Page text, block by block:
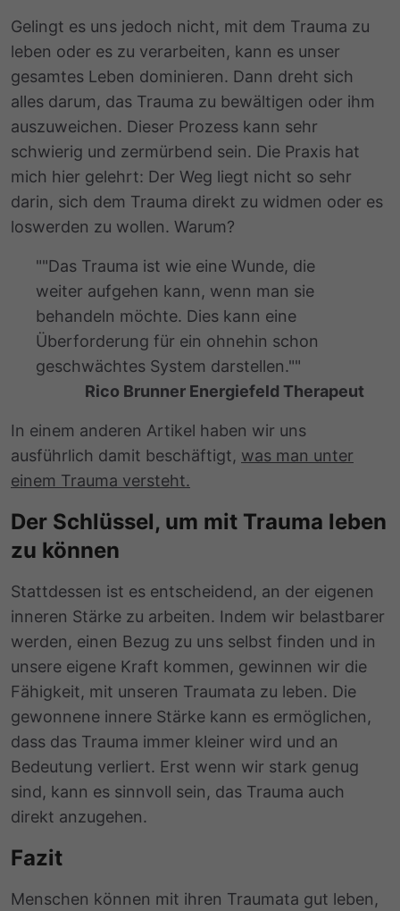
Gelingt es uns jedoch nicht, mit dem Trauma zu
leben oder es zu verarbeiten, kann es unser
gesamtes Leben dominieren. Dann dreht sich
alles darum, das Trauma zu bewältigen oder ihm
auszuweichen. Dieser Prozess kann sehr
schwierig und zermürbend sein. Die Praxis hat
mich hier gelehrt: Der Weg liegt nicht so sehr
darin, sich dem Trauma direkt zu widmen oder es
loswerden zu wollen. Warum?
""Das Trauma ist wie eine Wunde, die
weiter aufgehen kann, wenn man sie
behandeln möchte. Dies kann eine
Überforderung für ein ohnehin schon
geschwächtes System darstellen.""
Rico Brunner Energiefeld Therapeut
In einem anderen Artikel haben wir uns
ausführlich damit beschäftigt, was man unter
einem Trauma versteht.
Der Schlüssel, um mit Trauma leben
zu können
Stattdessen ist es entscheidend, an der eigenen
inneren Stärke zu arbeiten. Indem wir belastbarer
werden, einen Bezug zu uns selbst finden und in
unsere eigene Kraft kommen, gewinnen wir die
Fähigkeit, mit unseren Traumata zu leben. Die
gewonnene innere Stärke kann es ermöglichen,
dass das Trauma immer kleiner wird und an
Bedeutung verliert. Erst wenn wir stark genug
sind, kann es sinnvoll sein, das Trauma auch
direkt anzugehen.
Fazit
Menschen können mit ihren Traumata gut leben,